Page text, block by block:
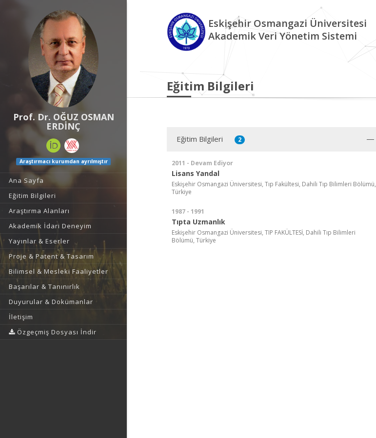
Prof. Dr. OĞUZ OSMAN
ERDİNÇ
Araştırmacı kurumdan ayrılmıştır
Ana Sayfa
Eğitim Bilgileri
Araştırma Alanları
Akademik İdari Deneyim
Yayınlar & Eserler
Proje & Patent & Tasarım
Bilimsel & Mesleki Faaliyetler
Başarılar & Tanınırlık
Duyurular & Dokümanlar
İletişim
Özgeçmiş Dosyası İndir
Eskişehir Osmangazi Üniversitesi
Akademik Veri Yönetim Sistemi
Eğitim Bilgileri
Eğitim Bilgileri 2
2011 - Devam Ediyor
Lisans Yandal
Eskişehir Osmangazi Üniversitesi, Tıp Fakültesi, Dahili Tıp Bilimleri Bölümü,
Türkiye
1987 - 1991
Tıpta Uzmanlık
Eskişehir Osmangazi Üniversitesi, TIP FAKÜLTESİ, Dahili Tıp Bilimleri
Bölümü, Türkiye